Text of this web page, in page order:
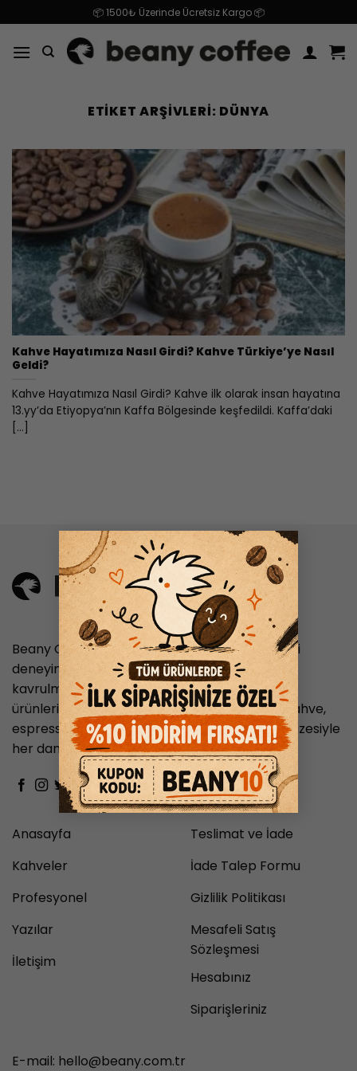
×
atla
📦 1500₺ Üzerinde Ücretsiz Kargo 📦
ETIKET ARŞIVLERI: DÜNYA
Kahve Hayatımıza Nasıl Girdi? Kahve Türkiye’ye Nasıl
Geldi?
Kahve Hayatımıza Nasıl Girdi? Kahve ilk olarak insan hayatına
13.yy’da Etiyopya’nın Kaffa Bölgesinde keşfedildi. Kaffa’daki
[...]
Beany Coffee, nitelikli kahve tutkunlarına en iyi
deneyimi sunmayı hedefleyen, taze ve özenle
kavrulmuş kahve çekirdekleriyle hazırlanan
ürünleriyle hizmet veren bir markadır. Filtre kahve,
espresso ve Türk kahvesi gibi geniş ürün yelpazesiyle
her damak zevkine hitap eder.
Anasayfa
Kahveler
Profesyonel
Yazılar
İletişim
Teslimat ve İade
İade Talep Formu
Gizlilik Politikası
Mesafeli Satış
Sözleşmesi
Hesabınız
Siparişleriniz
E-mail: hello@beany.com.tr